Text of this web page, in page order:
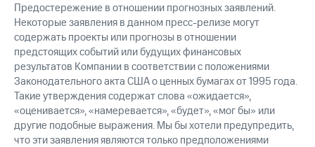
Предостережение в отношении прогнозных заявлений.
Некоторые заявления в данном пресс-релизе могут
содержать проекты или прогнозы в отношении
предстоящих событий или будущих финансовых
результатов Компании в соответствии с положениями
Законодательного акта США о ценных бумагах от 1995 года.
Такие утверждения содержат слова «ожидается»,
«оценивается», «намеревается», «будет», «мог бы» или
другие подобные выражения. Мы бы хотели предупредить,
что эти заявления являются только предположениями